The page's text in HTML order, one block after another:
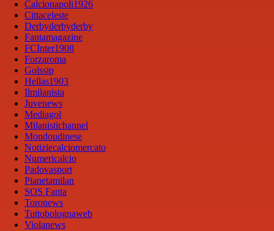
Calcionapoli1926
Cittaceleste
Derbyderbyderby
Fantamagazine
FCInter1908
Forzaroma
Golssip
Hellas1903
Ilmilanista
Juvenews
Mediagol
Milanistichannel
Mondoudinese
Notiziecalciomercato
Numericalcio
Padovasport
Pianetamilan
SOS Fanta
Toronews
Tuttobolognaweb
Violanews